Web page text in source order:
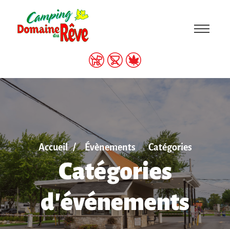
Accueil Évènements Catégories
Catégories
d'événements